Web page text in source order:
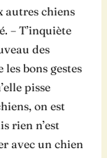
autres chiens
– T’inquiète
des
bons gestes
pisse
on est
rien n’est
avec un chien